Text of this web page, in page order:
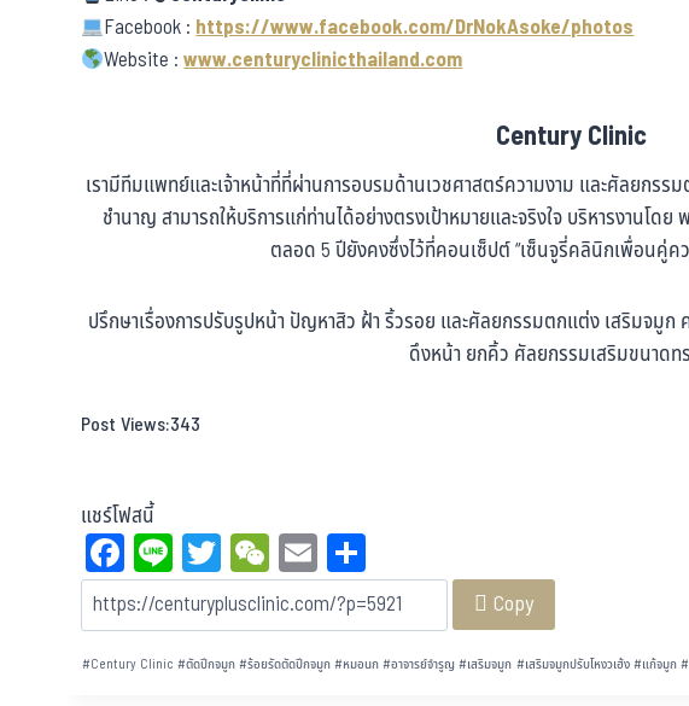
Facebook :https://www.facebook.com/DrNokAsoke/photos
Website :www.centuryclinicthailand.com
Century Clinic
เรามีทีมแพทย์และเจ้าหน้าที่ที่ผ่านการอบรมด้านเวชศาสตร์ความงาม และศัลยกร
ชำนาญ สามารถให้บริการแก่ท่านได้อย่างตรงเป้าหมายและจริงใจ บริหารงาน
ตลอด 5 ปียังคงซึ่งไว้ที่คอนเซ็ปต์ “เซ็นจูรี่คลินิกเพื่อนคู่ค
ปรึกษาเรื่องการปรับรูปหน้า ปัญหาสิว ฝ้า ริ้วรอย และศัลยกรรมตกแต่ง เสริมจมู
ดึงหน้า ยกคิ้ว ศัลยกรรมเสริมขนาดท
Post Views:343
แชร์โฟสนี้
Fa
ce
bo
ok
Li
ne
T
wi
tt
er
W
eC
ha
t
E
m
ail
ar
e Copy
#Century Clinic #ตัดปีกจมูก#ร้อยรัดตัดปีกจมูก#หมอนก#อาจารย์จำรูญ #เสริมจมูก #เสริมจมูกปรับโหงวเฮ้ง #แก้จมูก#